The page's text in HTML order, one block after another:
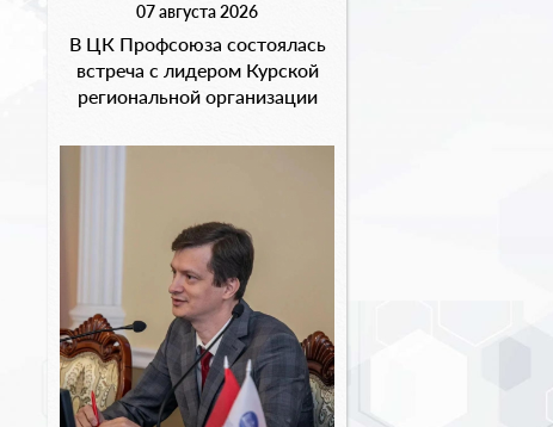
07 августа 2026
В ЦК Профсоюза состоялась
встреча с лидером Курской
региональной организации